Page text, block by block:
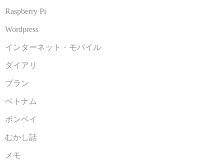
Raspberry Pi
Wordpress
インターネット・モバイル
ダイアリ
ブラン
ベトナム
ボンベイ
むかし話
メモ